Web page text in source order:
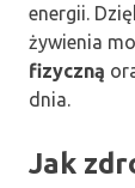
energii.
żywienia
fizyczną
dnia.
Jak